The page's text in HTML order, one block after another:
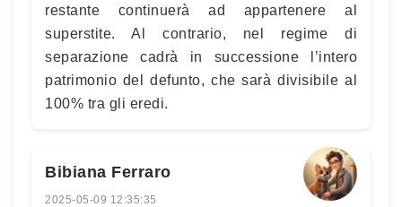
restante continuerà ad appartenere al
superstite. Al contrario, nel regime di
separazione cadrà in successione l’intero
patrimonio del defunto, che sarà divisibile al
100% tra gli eredi.
Bibiana Ferraro
2025-05-09 12:35:35